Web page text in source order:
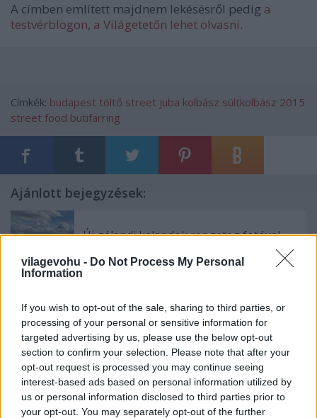
vilagevohu - Do Not Process My Personal
Information
If you wish to opt-out of the sale, sharing to third parties, or
processing of your personal or sensitive information for
targeted advertising by us, please use the below opt-out
section to confirm your selection. Please note that after your
opt-out request is processed you may continue seeing
interest-based ads based on personal information utilized by
us or personal information disclosed to third parties prior to
your opt-out. You may separately opt-out of the further
A címben említett majdnem lekésésről pedig a
testvérblogon, a Világetetőn lehet olvasni.
Címkék: budapest töltő street juba kolbász sültkolbász 2015
street food butifarring
Ajánlott bejegyzések:
Új-zélandi kalandok rengeteg fotóval,
Botrányos körülmények között bezárt
Amerika legjobb étterme
A dicsőséges olasz konyhának kevesebb
köze van az ősi hagyományokhoz, mint
Amerikához